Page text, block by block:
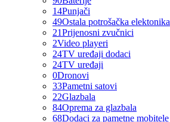
14Punjači
49Ostala potrošačka elektonika
21Prijenosni zvučnici
2Video playeri
24TV uređaji dodaci
24TV uređaji
0Dronovi
33Pametni satovi
22Glazbala
84Oprema za glazbala
68Dodaci za pametne mobitele